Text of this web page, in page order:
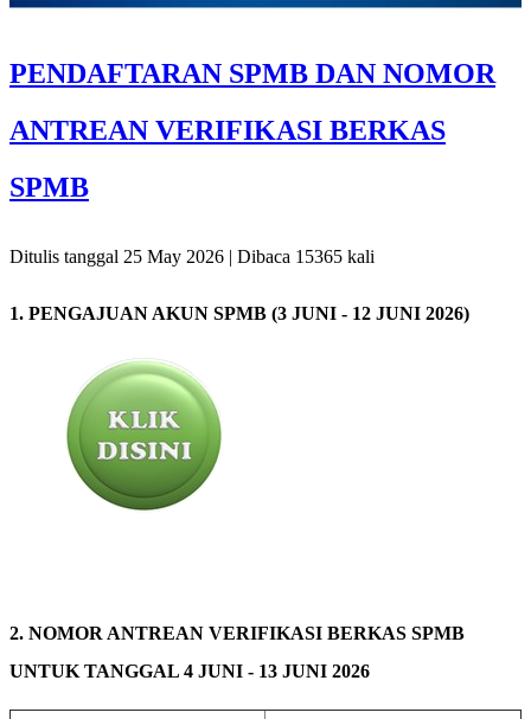
PENDAFTARAN SPMB DAN NOMOR
ANTREAN VERIFIKASI BERKAS
SPMB
Ditulis tanggal 25 May 2026 | Dibaca 15365 kali
1. PENGAJUAN AKUN SPMB (3 JUNI - 12 JUNI 2026)
2. NOMOR ANTREAN VERIFIKASI BERKAS SPMB
UNTUK TANGGAL 4 JUNI - 13 JUNI 2026